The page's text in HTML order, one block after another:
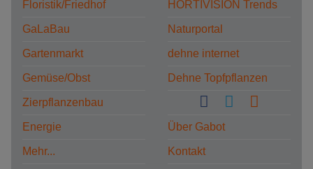
Floristik/Friedhof
GaLaBau
Gartenmarkt
Gemüse/Obst
Zierpflanzenbau
Energie
Mehr...
HORTIVISION Trends
Naturportal
dehne internet
Dehne Topfpflanzen
Über Gabot
Kontakt